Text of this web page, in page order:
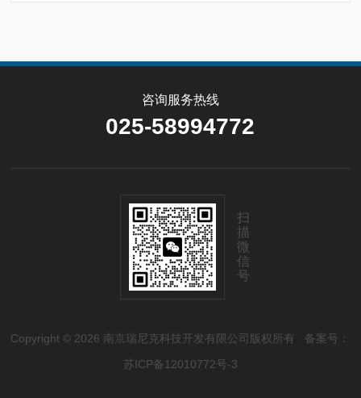
咨询服务热线
025-58994772
扫
描
微
信
号
Copyright © 2026 南京瑞尼克科技开发有限公司版权所有 备案号：
苏ICP备12010772号-3